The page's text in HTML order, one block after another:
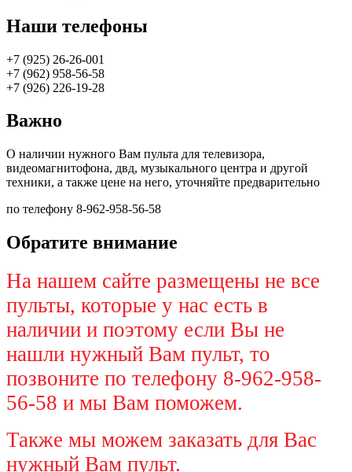
Наши телефоны
+7 (925) 26-26-001
+7 (962) 958-56-58
+7 (926) 226-19-28
Важно
О наличии нужного Вам пульта для телевизора,
видеомагнитофона, двд, музыкального центра и другой
техники, а также цене на него, уточняйте предварительно
по телефону 8-962-958-56-58
Обратите внимание
На нашем сайте размещены не все
пульты, которые у нас есть в
наличии и поэтому если Вы не
нашли нужный Вам пульт, то
позвоните по телефону 8-962-958-
56-58 и мы Вам поможем.
Также мы можем заказать для Вас
нужный Вам пульт.